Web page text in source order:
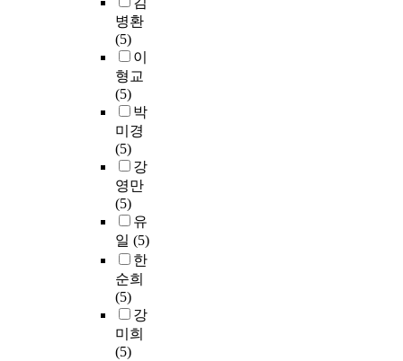
병환
(5)
이
형교
(5)
박
미경
(5)
강
영만
(5)
유
일 (5)
한
순희
(5)
강
미희
(5)